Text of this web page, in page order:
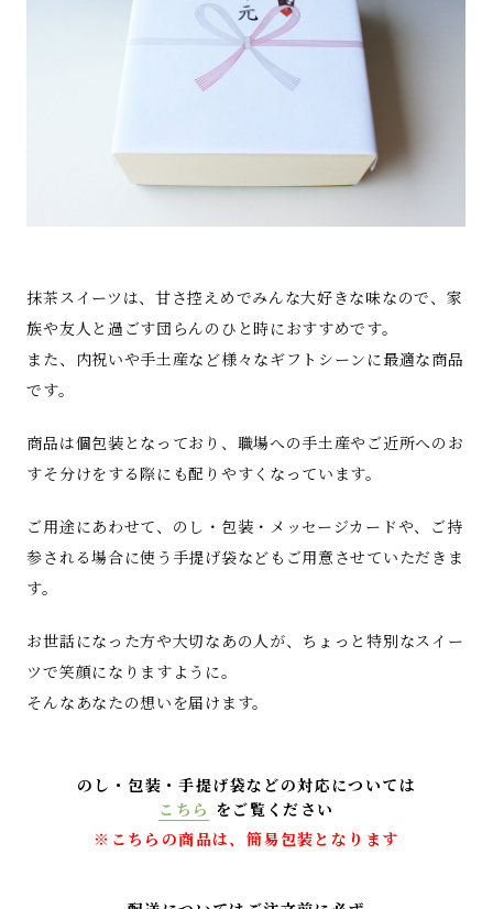
抹茶スイーツは、甘さ控えめでみんな大好きな味なので、家
族や友人と過ごす団らんのひと時におすすめです。
また、内祝いや手土産など様々なギフトシーンに最適な商品
です。
商品は個包装となっており、職場への手土産やご近所へのお
すそ分けをする際にも配りやすくなっています。
ご用途にあわせて、のし・包装・メッセージカードや、ご持
参される場合に使う手提げ袋などもご用意させていただきま
す。
お世話になった方や大切なあの人が、ちょっと特別なスイー
ツで笑顔になりますように。
そんなあなたの想いを届けます。
のし・包装・手提げ袋などの対応については
こちら をご覧ください
※こちらの商品は、簡易包装となります